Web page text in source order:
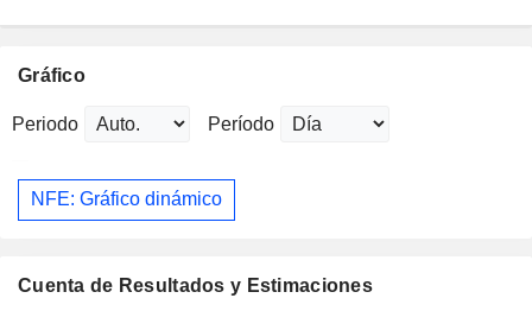
Gráfico
Periodo Período
NFE: Gráfico dinámico
Cuenta de Resultados y Estimaciones